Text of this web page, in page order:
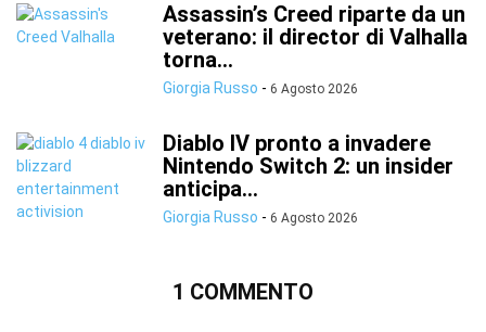
Assassin’s Creed riparte da un
veterano: il director di Valhalla
torna...
Giorgia Russo - 6 Agosto 2026
Diablo IV pronto a invadere
Nintendo Switch 2: un insider
anticipa...
Giorgia Russo - 6 Agosto 2026
1 COMMENTO